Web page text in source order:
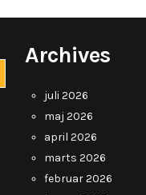
Archives
juli 2026
maj 2026
april 2026
marts 2026
februar 2026